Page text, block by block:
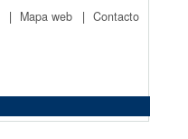
| Mapa web | Contacto